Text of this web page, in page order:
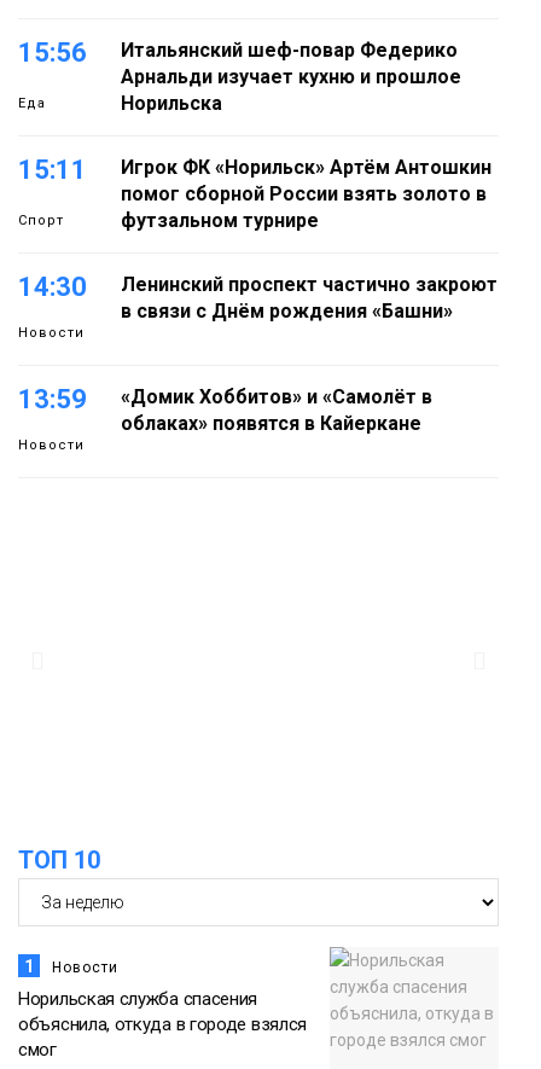
15:56
Еда
Итальянский шеф-повар Федерико
Арнальди изучает кухню и прошлое
Норильска
15:11
Спорт
Игрок ФК «Норильск» Артём Антошкин
помог сборной России взять золото в
футзальном турнире
14:30
Новости
Ленинский проспект частично закроют
в связи с Днём рождения «Башни»
13:59
Новости
«Домик Хоббитов» и «Самолёт в
облаках» появятся в Кайеркане
ТОП 10
1 Новости
Норильская служба спасения
объяснила, откуда в городе взялся
смог